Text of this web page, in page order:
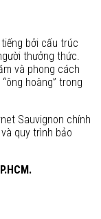
bởi cấu trúc
thưởng thức.
và phong cách
hoàng” trong
Sauvignon chính
quy trình bảo